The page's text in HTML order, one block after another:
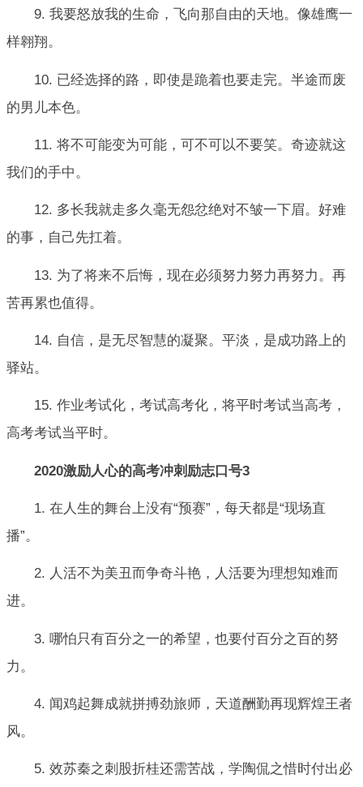
9. 我要怒放我的生命，飞向那自由的天地。像雄鹰一
样翱翔。
10. 已经选择的路，即使是跪着也要走完。半途而废
的男儿本色。
11. 将不可能变为可能，可不可以不要笑。奇迹就这
我们的手中。
12. 多长我就走多久毫无怨忿绝对不皱一下眉。好难
的事，自己先扛着。
13. 为了将来不后悔，现在必须努力努力再努力。再
苦再累也值得。
14. 自信，是无尽智慧的凝聚。平淡，是成功路上的
驿站。
15. 作业考试化，考试高考化，将平时考试当高考，
高考考试当平时。
2020激励人心的高考冲刺励志口号3
1. 在人生的舞台上没有“预赛”，每天都是“现场直
播”。
2. 人活不为美丑而争奇斗艳，人活要为理想知难而
进。
3. 哪怕只有百分之一的希望，也要付百分之百的努
力。
4. 闻鸡起舞成就拼搏劲旅师，天道酬勤再现辉煌王者
风。
5. 效苏秦之刺股折桂还需苦战，学陶侃之惜时付出必